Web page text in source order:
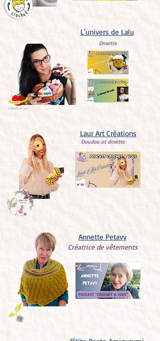
L'univers de Lalu
Dinette
Doudou et dinette
Laur Art Créations
Créatrice de vêtements
Annette Petavy